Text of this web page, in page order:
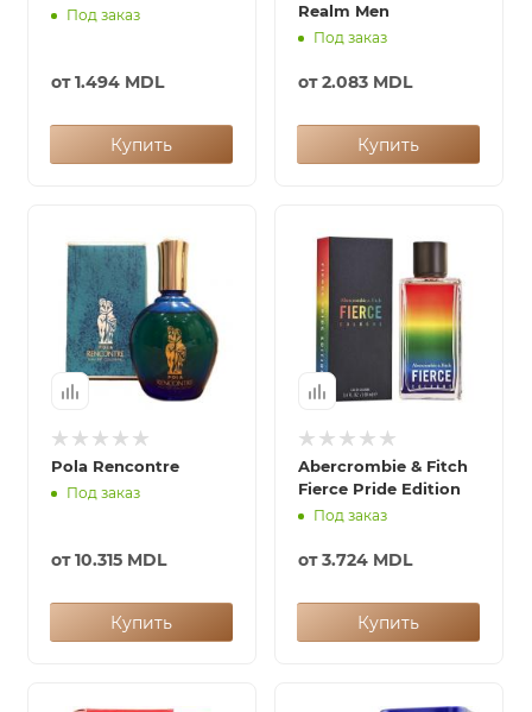
Под заказ
от1.494 MDL
Купить
Realm Men
Под заказ
от2.083 MDL
Купить
Pola Rencontre
Под заказ
от10.315 MDL
Купить
Abercrombie & Fitch
Fierce Pride Edition
Под заказ
от3.724 MDL
Купить